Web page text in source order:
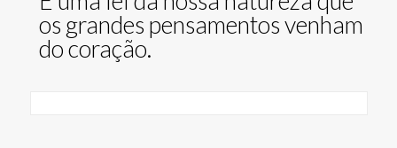
os grandes pensamentos venham
do coração.